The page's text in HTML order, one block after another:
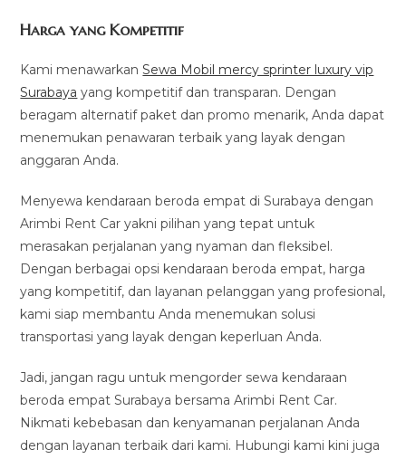
Harga yang Kompetitif
Kami menawarkanSewa Mobil mercy sprinter luxury vip
Surabaya yang kompetitif dan transparan. Dengan
beragam alternatif paket dan promo menarik, Anda dapat
menemukan penawaran terbaik yang layak dengan
anggaran Anda.
Menyewa kendaraan beroda empat di Surabaya dengan
Arimbi Rent Car yakni pilihan yang tepat untuk
merasakan perjalanan yang nyaman dan fleksibel.
Dengan berbagai opsi kendaraan beroda empat, harga
yang kompetitif, dan layanan pelanggan yang profesional,
kami siap membantu Anda menemukan solusi
transportasi yang layak dengan keperluan Anda.
Jadi, jangan ragu untuk mengorder sewa kendaraan
beroda empat Surabaya bersama Arimbi Rent Car.
Nikmati kebebasan dan kenyamanan perjalanan Anda
dengan layanan terbaik dari kami. Hubungi kami kini juga